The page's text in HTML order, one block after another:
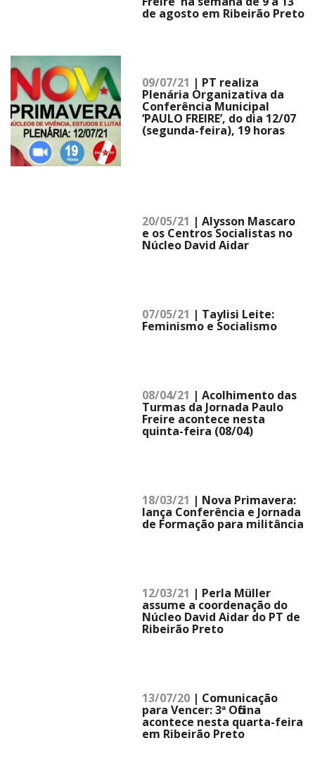
de agosto em Ribeirão Preto
09/07/21 | PT realiza
Plenária Organizativa da
Conferência Municipal
‘PAULO FREIRE’, do dia 12/07
(segunda-feira), 19 horas
20/05/21 | Alysson Mascaro
e os Centros Socialistas no
Núcleo David Aidar
07/05/21 | Taylisi Leite:
Feminismo e Socialismo
08/04/21 | Acolhimento das
Turmas da Jornada Paulo
Freire acontece nesta
quinta-feira (08/04)
18/03/21 | Nova Primavera:
lança Conferência e Jornada
de Formação para militância
12/03/21 | Perla Müller
assume a coordenação do
Núcleo David Aidar do PT de
Ribeirão Preto
13/07/20 | Comunicação
para Vencer: 3ª Oficina
acontece nesta quarta-feira
em Ribeirão Preto